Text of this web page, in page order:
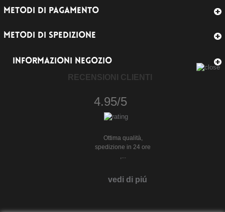
METODI DI PAGAMENTO
METODI DI SPEDIZIONE
INFORMAZIONI NEGOZIO
RECENSIONI CLIENTI
4.95/5
Ottima qualità,
spedizione in 24 ore
vedi di piú